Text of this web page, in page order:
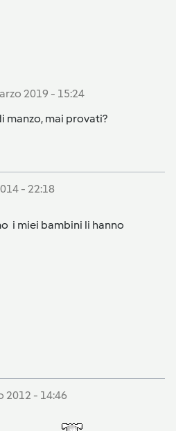
2019 - 15:24
manzo, mai provati?
- 22:18
i miei bambini li hanno
2012 - 14:46